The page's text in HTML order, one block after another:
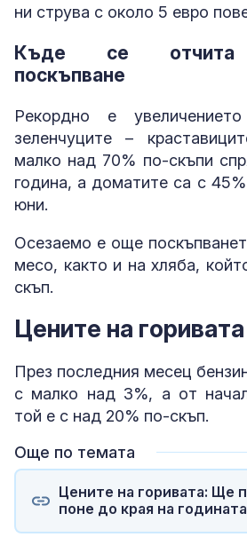
ни струва с около 5 евро
Къде се отчита
поскъпване
Рекордно е
зеленчуците –
малко над 70% по-скъпи
година, а доматите са с
юни.
Осезаемо е още
месо, както и на хляба,
скъп.
Цените на
През последния месец
с малко над 3%, а от
той е с над 20% по-скъп.
Още по темата
Цените на горивата: Ще
поне до края на годината